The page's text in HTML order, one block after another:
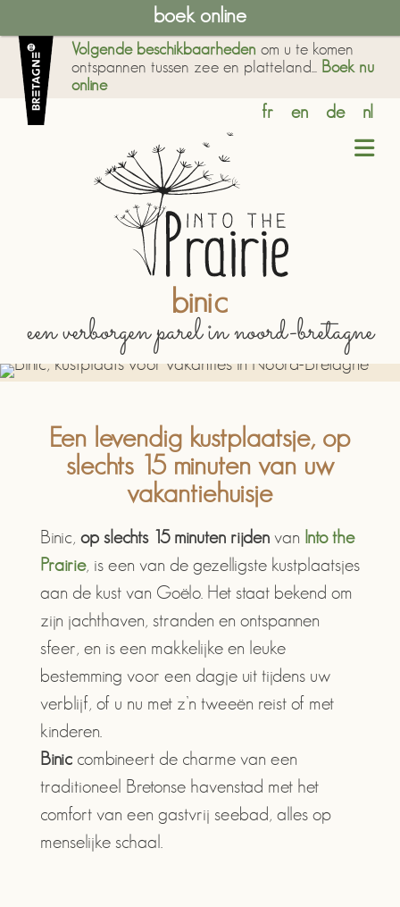
boek online
Volgende beschikbaarheden om u te komen
ontspannen tussen zee en platteland...
Boek nu
online
fr en de nl
binic
een verborgen parel in noord-bretagne
Een levendig kustplaatsje, op
slechts 15 minuten van uw
vakantiehuisje
Binic, op slechts 15 minuten rijdenvan Into the
Prairie, is een van de gezelligste kustplaatsjes
aan de kust van Goëlo. Het staat bekend om
zijn jachthaven, stranden en ontspannen
sfeer, en is een makkelijke en leuke
bestemming voor een dagje uit tijdens uw
verblijf, of u nu met z’n tweeën reist of met
kinderen.
Biniccombineert de charme van een
traditioneel Bretonse havenstad met het
comfort van een gastvrij seebad, alles op
menselijke schaal.